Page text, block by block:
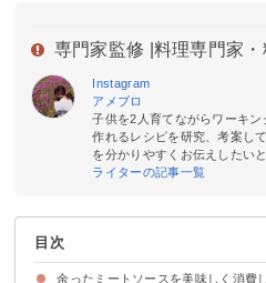
専門家監修 | 料理専門家
Instagram
アメブロ
子供を2人育てながらワーキ
作れるレシピを研究、考案し
を分かりやすくお伝えしたい
ライターの記事一覧
目次
余ったミートソースを美味しく消費